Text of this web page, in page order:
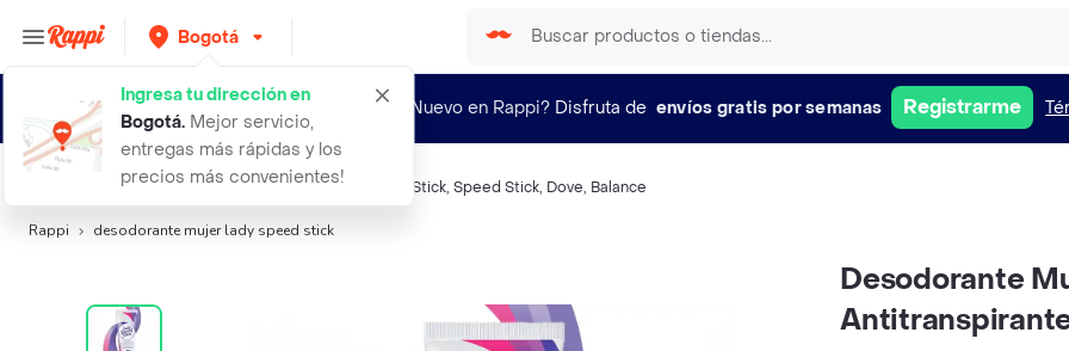
Bogotá
Ingresa tu dirección en
Bogotá. Mejor servicio,
entregas más rápidas y los
precios más convenientes!
¿Nuevo en Rappi? Disfruta de envíos gratis por semanas Registrarme
Búsquedas relacionadas:Desodorantes,Lady Speed Stick, Speed Stick, Dove, Balance
Rappi desodorante mujer lady speed stick
Desodorante